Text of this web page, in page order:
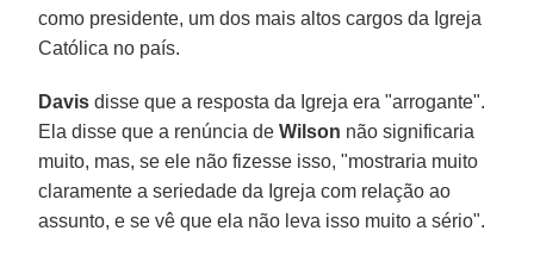
como presidente, um dos mais altos cargos da Igreja
Católica no país.
Davis disse que a resposta da Igreja era "arrogante".
Ela disse que a renúncia deWilson não significaria
muito, mas, se ele não fizesse isso, "mostraria muito
claramente a seriedade da Igreja com relação ao
assunto, e se vê que ela não leva isso muito a sério".